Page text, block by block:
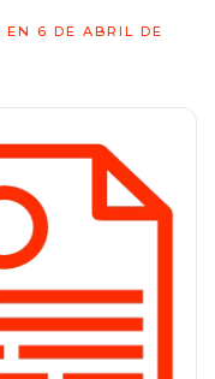
EN 6 DE ABRIL DE